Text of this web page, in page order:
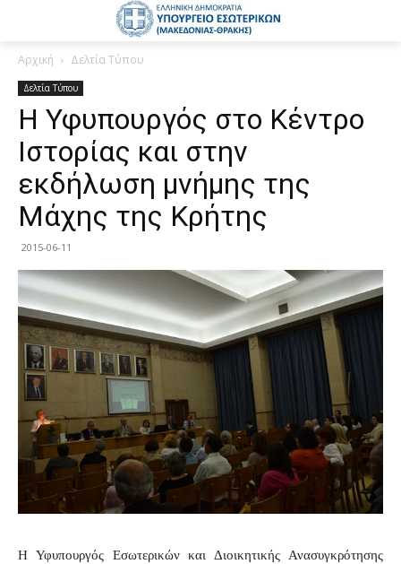
Αρχική Δελτία Τύπου
Δελτία Τύπου
Η Υφυπουργός στο Κέντρo
Ιστορίας και στην
εκδήλωση μνήμης της
Μάχης της Κρήτης
2015-06-11
Η Υφυπουργός Εσωτερικών και Διοικητικής Ανασυγκρότησης